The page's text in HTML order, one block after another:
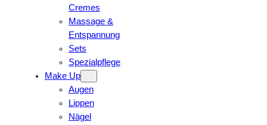
Cremes
Massage &
Entspannung
Sets
Spezialpflege
Make Up
Augen
Lippen
Nägel